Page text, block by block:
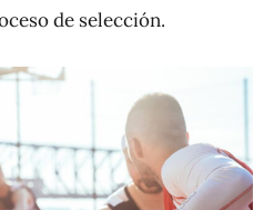
de selección.